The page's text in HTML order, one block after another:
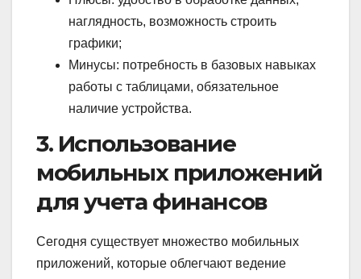
наглядность, возможность строить
графики;
Минусы: потребность в базовых навыках
работы с таблицами, обязательное
наличие устройства.
3. Использование
мобильных приложений
для учета финансов
Сегодня существует множество мобильных
приложений, которые облегчают ведение